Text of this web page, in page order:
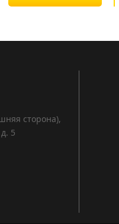
сторона),
5